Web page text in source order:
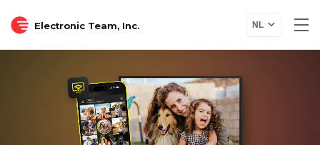
Electronic Team, Inc. NL